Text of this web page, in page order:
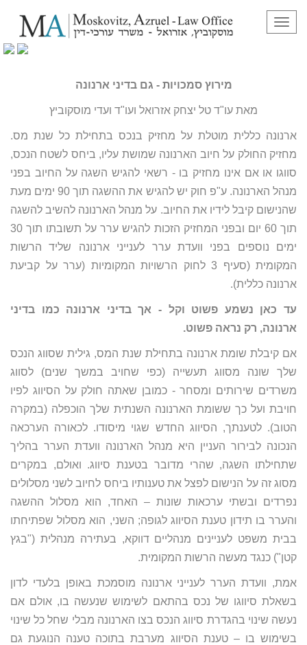
תפריט
מירוץ סמכויות – גם בדיני ארנונה
מירוץ סמכויות - גם בדיני ארנונה
מאת עו"ד טל יצחק אזרואל ועו"ד ועדי מוסקוביץ
ארנונה כללית מוטלת על מחזיק בנכס בתחילת כל שנת מס.
מחזיק החולק על חיוב הארנונה שמושת עליו, ביחס לשטח הנכס,
סווגו או אם אינו מחזיק בו - רשאי להגיש השגה על החיוב בפני
מנהל הארנונה. ע"פ חוק יש להגיש את ההשגה תוך 90 ימים מעת
שהנישום קיבל לידיו את החיוב. על מנהל הארנונה להשיב להשגה
תוך 60 יום ובפני המחזיק הזכות להגיש ערר על תשובתו תוך 30
ימים נוספים בפני וועדת ערר לענייני ארנונה שליד הרשות
המקומית (סעיף 3 לחוק הרשויות המקומיות (ערר על קביעת
ארנונה כללית).
עד כאן נשמע פשוט וקל - אך בדיני ארנונה כמו בדיני
ארנונה, רק נראה פשוט.
אם קיבלת שומת ארנונה בתחילת שנת המס, גילית שסווג הנכס
שלך שונה מסווג תעשייה (כפי שחויב במשך שנים) לסווג
משרדים שירותים ומסחר - כמובן שאתה חולק על הסיווג לפיו
חויבת ועל כך ששומת הארנונה השנתית שלך הוכפלה (במקרה
הטוב). לטענתך, הסיווג החדש שגוי מיסודו. לכאורה הערכאה
הנכונה לבירור העניין היא מנהל הארנונה וועדת הערר בהליך
שתחילתו השגה, שהרי מדובר בטענת סיווג. ואולם, במקרים
מסוג זה על הנישום לפצל את טענותיו ביחס לחיוב לשני מסלולים
נפרדים ובשתי ערכאות שונות – האחד, הוא מסלול ההשגה
והערר בו תידון טענת הסיווג לגופה; השני, הוא מסלול שפתיחתו
בבית משפט לעניינים מנהליים דווקא, בעתירה מנהלית ("בגץ
קטן") כנגד מעשה הרשות המקומית.
אמת, וועדת הערר לענייני ארנונה מוסמכת באופן בלעדי לדון
בשאלת סיווגו של נכס בהתאם לשימוש שנעשה בו, אולם אם
נעשה שינוי בהגדרת סיווג הנכס בצו הארנונה מבלי שחל כל שינוי
בשימוש בו – טענת הסיווג מערבת בתוכה טענה הנוגעת גם